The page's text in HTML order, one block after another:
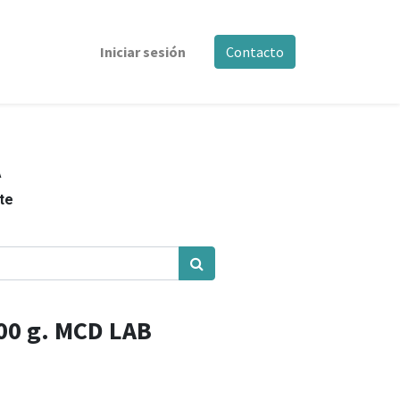
Iniciar sesión Contacto
g. MCD LAB